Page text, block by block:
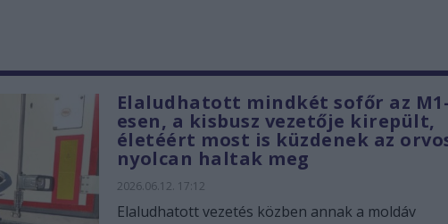
Elaludhatott mindkét sofőr az M1-
esen, a kisbusz vezetője kirepült,
életéért most is küzdenek az
nyolcan haltak meg
2026.06.12. 17:12
Elaludhatott vezetés közben annak a moldáv